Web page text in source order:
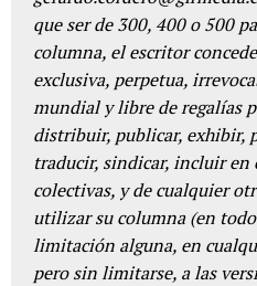
que ser de 300, 400 o 500
columna, el escritor
exclusiva, perpetua,
mundial y libre de regalías
distribuir, publicar, exhibir,
traducir, sindicar, incluir en
colectivas, y de cualquier
utilizar su columna (en
limitación alguna, en
pero sin limitarse, a las